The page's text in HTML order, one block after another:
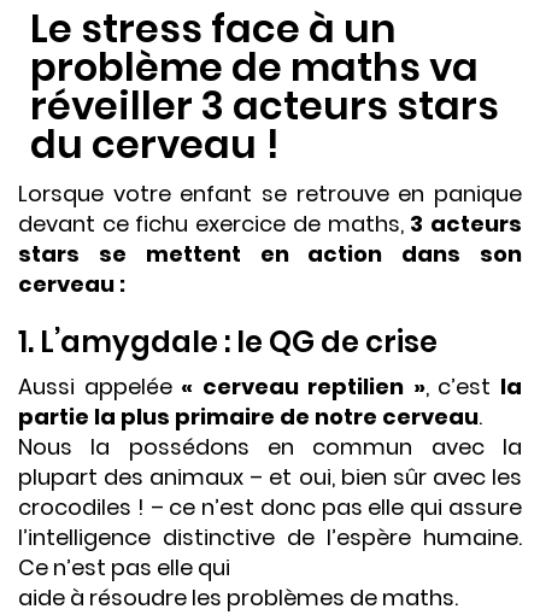
Le stress face à un
problème de maths va
réveiller 3 acteurs stars
du cerveau !
Lorsque votre enfant se retrouve en panique
devant ce fichu exercice de maths, 3 acteurs
stars se mettent en action dans son
cerveau :
1. L’amygdale : le QG de crise
Aussi appelée « cerveau reptilien », c’est la
partie la plus primaire de notre cerveau.
Nous la possédons en commun avec la
plupart des animaux – et oui, bien sûr avec les
crocodiles ! – ce n’est donc pas elle qui assure
l’intelligence distinctive de l’espère humaine.
Ce n’est pas elle qui
aide à résoudre les problèmes de maths.